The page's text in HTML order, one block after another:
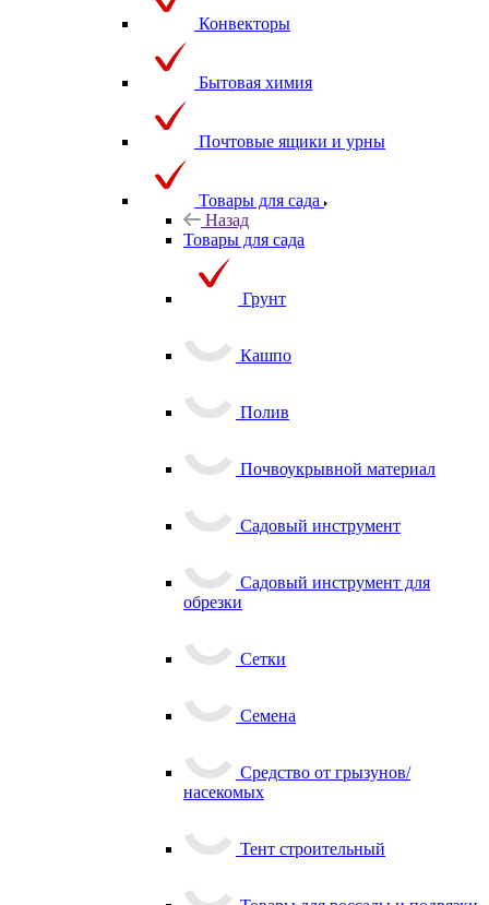
Конвекторы
Бытовая химия
Почтовые ящики и урны
Товары для сада
Назад
Товары для сада
Грунт
Кашпо
Полив
Почвоукрывной материал
Садовый инструмент
Садовый инструмент для
обрезки
Сетки
Семена
Средство от грызунов/
насекомых
Тент строительный